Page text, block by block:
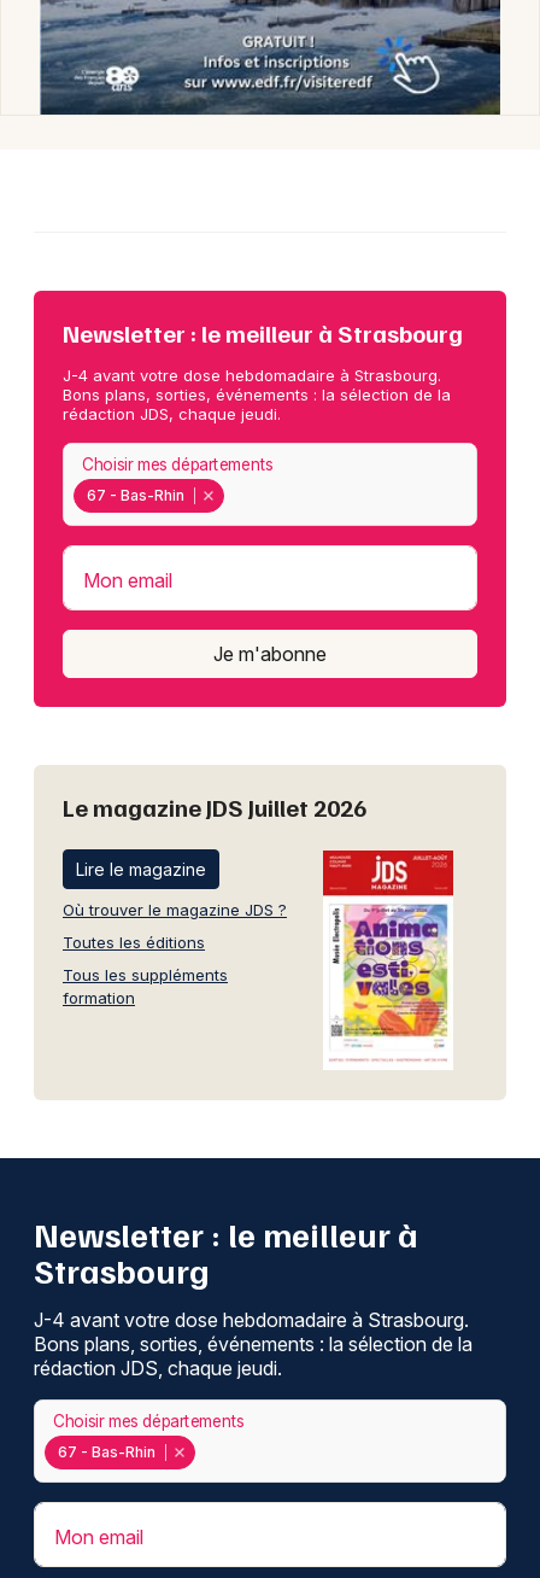
Newsletter : le meilleur à Strasbourg
J-4 avant votre dose hebdomadaire à Strasbourg.
Bons plans, sorties, événements : la sélection de la
rédaction JDS, chaque jeudi.
67 - Bas-Rhin
Choisir mes départements
Mon email
Je m'abonne
Le magazine JDS Juillet 2026
Lire le magazine
Où trouver le magazine JDS ?
Toutes les éditions
Tous les suppléments
formation
Newsletter : le meilleur à
Strasbourg
J-4 avant votre dose hebdomadaire à Strasbourg.
Bons plans, sorties, événements : la sélection de la
rédaction JDS, chaque jeudi.
67 - Bas-Rhin
Choisir mes départements
Mon email